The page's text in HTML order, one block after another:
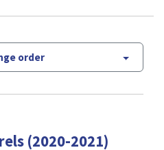
order
(2020-2021)